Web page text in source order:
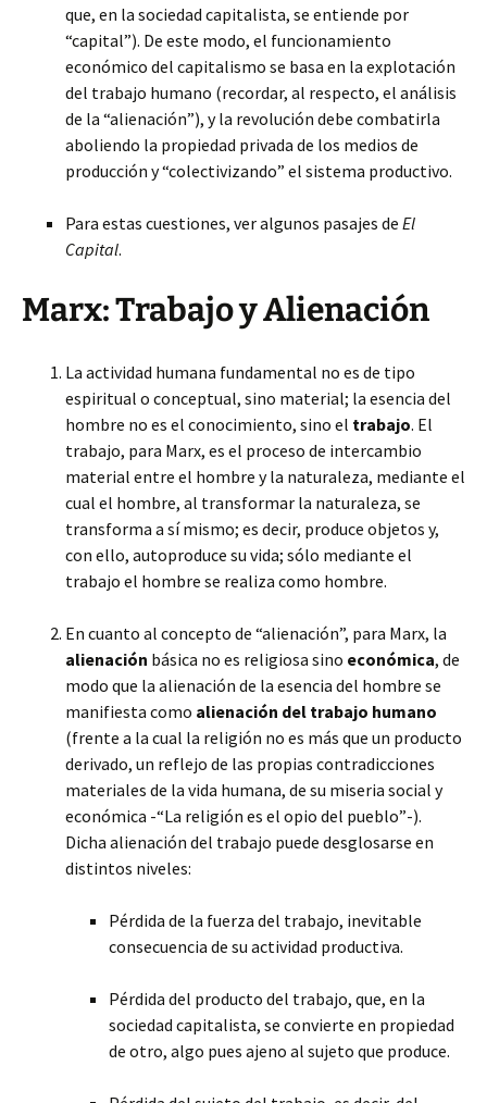
que, en la sociedad capitalista, se entiende por
“capital”). De este modo, el funcionamiento
económico del capitalismo se basa en la explotación
del trabajo humano (recordar, al respecto, el análisis
de la “alienación”), y la revolución debe combatirla
aboliendo la propiedad privada de los medios de
producción y “colectivizando” el sistema productivo.
Para estas cuestiones, ver algunos pasajes de El
Capital.
Marx: Trabajo y Alienación
La actividad humana fundamental no es de tipo
espiritual o conceptual, sino material; la esencia del
hombre no es el conocimiento, sino el trabajo. El
trabajo, para Marx, es el proceso de intercambio
material entre el hombre y la naturaleza, mediante el
cual el hombre, al transformar la naturaleza, se
transforma a sí mismo; es decir, produce objetos y,
con ello, autoproduce su vida; sólo mediante el
trabajo el hombre se realiza como hombre.
En cuanto al concepto de “alienación”, para Marx, la
alienación básica no es religiosa sino económica, de
modo que la alienación de la esencia del hombre se
manifiesta como alienación del trabajo humano
(frente a la cual la religión no es más que un producto
derivado, un reflejo de las propias contradicciones
materiales de la vida humana, de su miseria social y
económica -“La religión es el opio del pueblo”-).
Dicha alienación del trabajo puede desglosarse en
distintos niveles:
Pérdida de la fuerza del trabajo, inevitable
consecuencia de su actividad productiva.
Pérdida del producto del trabajo, que, en la
sociedad capitalista, se convierte en propiedad
de otro, algo pues ajeno al sujeto que produce.